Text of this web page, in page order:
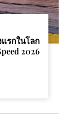
แรกในโลก
2026